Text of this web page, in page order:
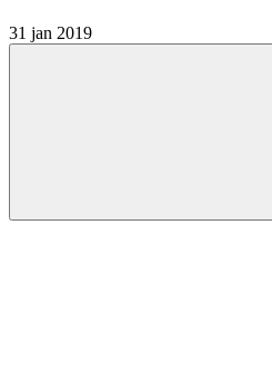
31 jan 2019
Compartilhar